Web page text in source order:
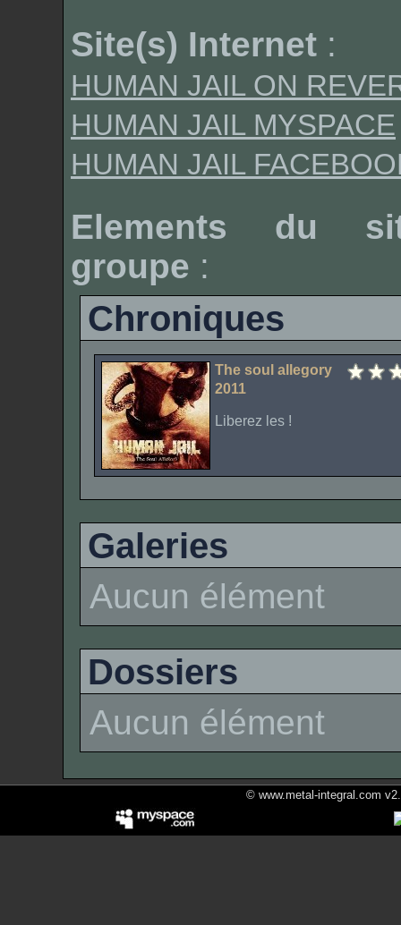
Site(s) Internet :
HUMAN JAIL ON
HUMAN JAIL MYSPACE
HUMAN JAIL
Elements du
groupe :
Chroniques
The soul allegory
2011
Liberez les !
Galeries
Aucun élément
Dossiers
Aucun élément
© www.metal-integral.com